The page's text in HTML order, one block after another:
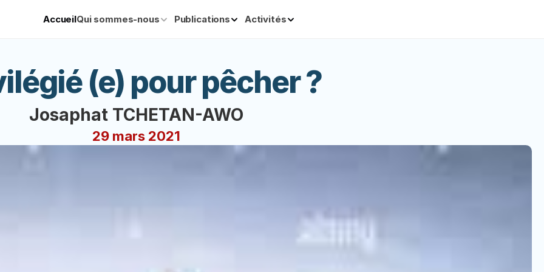
AccueilQui sommes-nous Publications Activités
(e) pour pêcher ?
Josaphat TCHETAN-AWO
29 mars 2021